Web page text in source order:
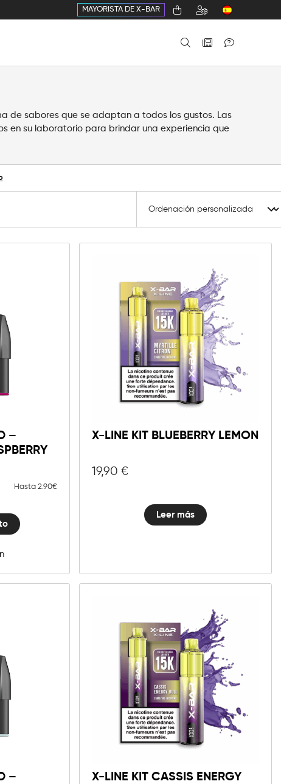
MAYORISTA DE X-BAR
de sabores que se adaptan a todos los gustos. Las
en su laboratorio para brindar una experiencia que
–
Hasta 2.90€
X-LINE KIT BLUEBERRY LEMON
19,90 €
Leer más
–
X-LINE KIT CASSIS ENERGY